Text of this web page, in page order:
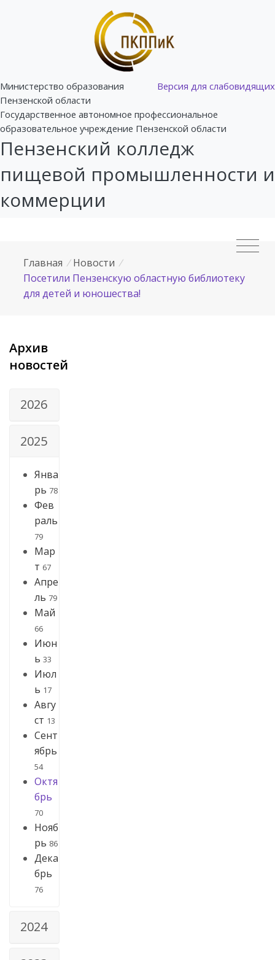
Версия для слабовидящих
Министерство образования
Пензенской области
Государственное автономное профессиональное
образовательное учреждение Пензенской области
Пензенский колледж
пищевой промышленности и
коммерции
Главная / Новости /
Посетили Пензенскую областную библиотеку
для детей и юношества!
Архив
новостей
2026
2025
Янва
рь 78
Фев
раль
79
Мар
т 67
Апре
ль 79
Май
66
Июн
ь 33
Июл
ь 17
Авгу
ст 13
Сент
ябрь
54
Октя
брь
70
Нояб
рь 86
Дека
брь
76
2024